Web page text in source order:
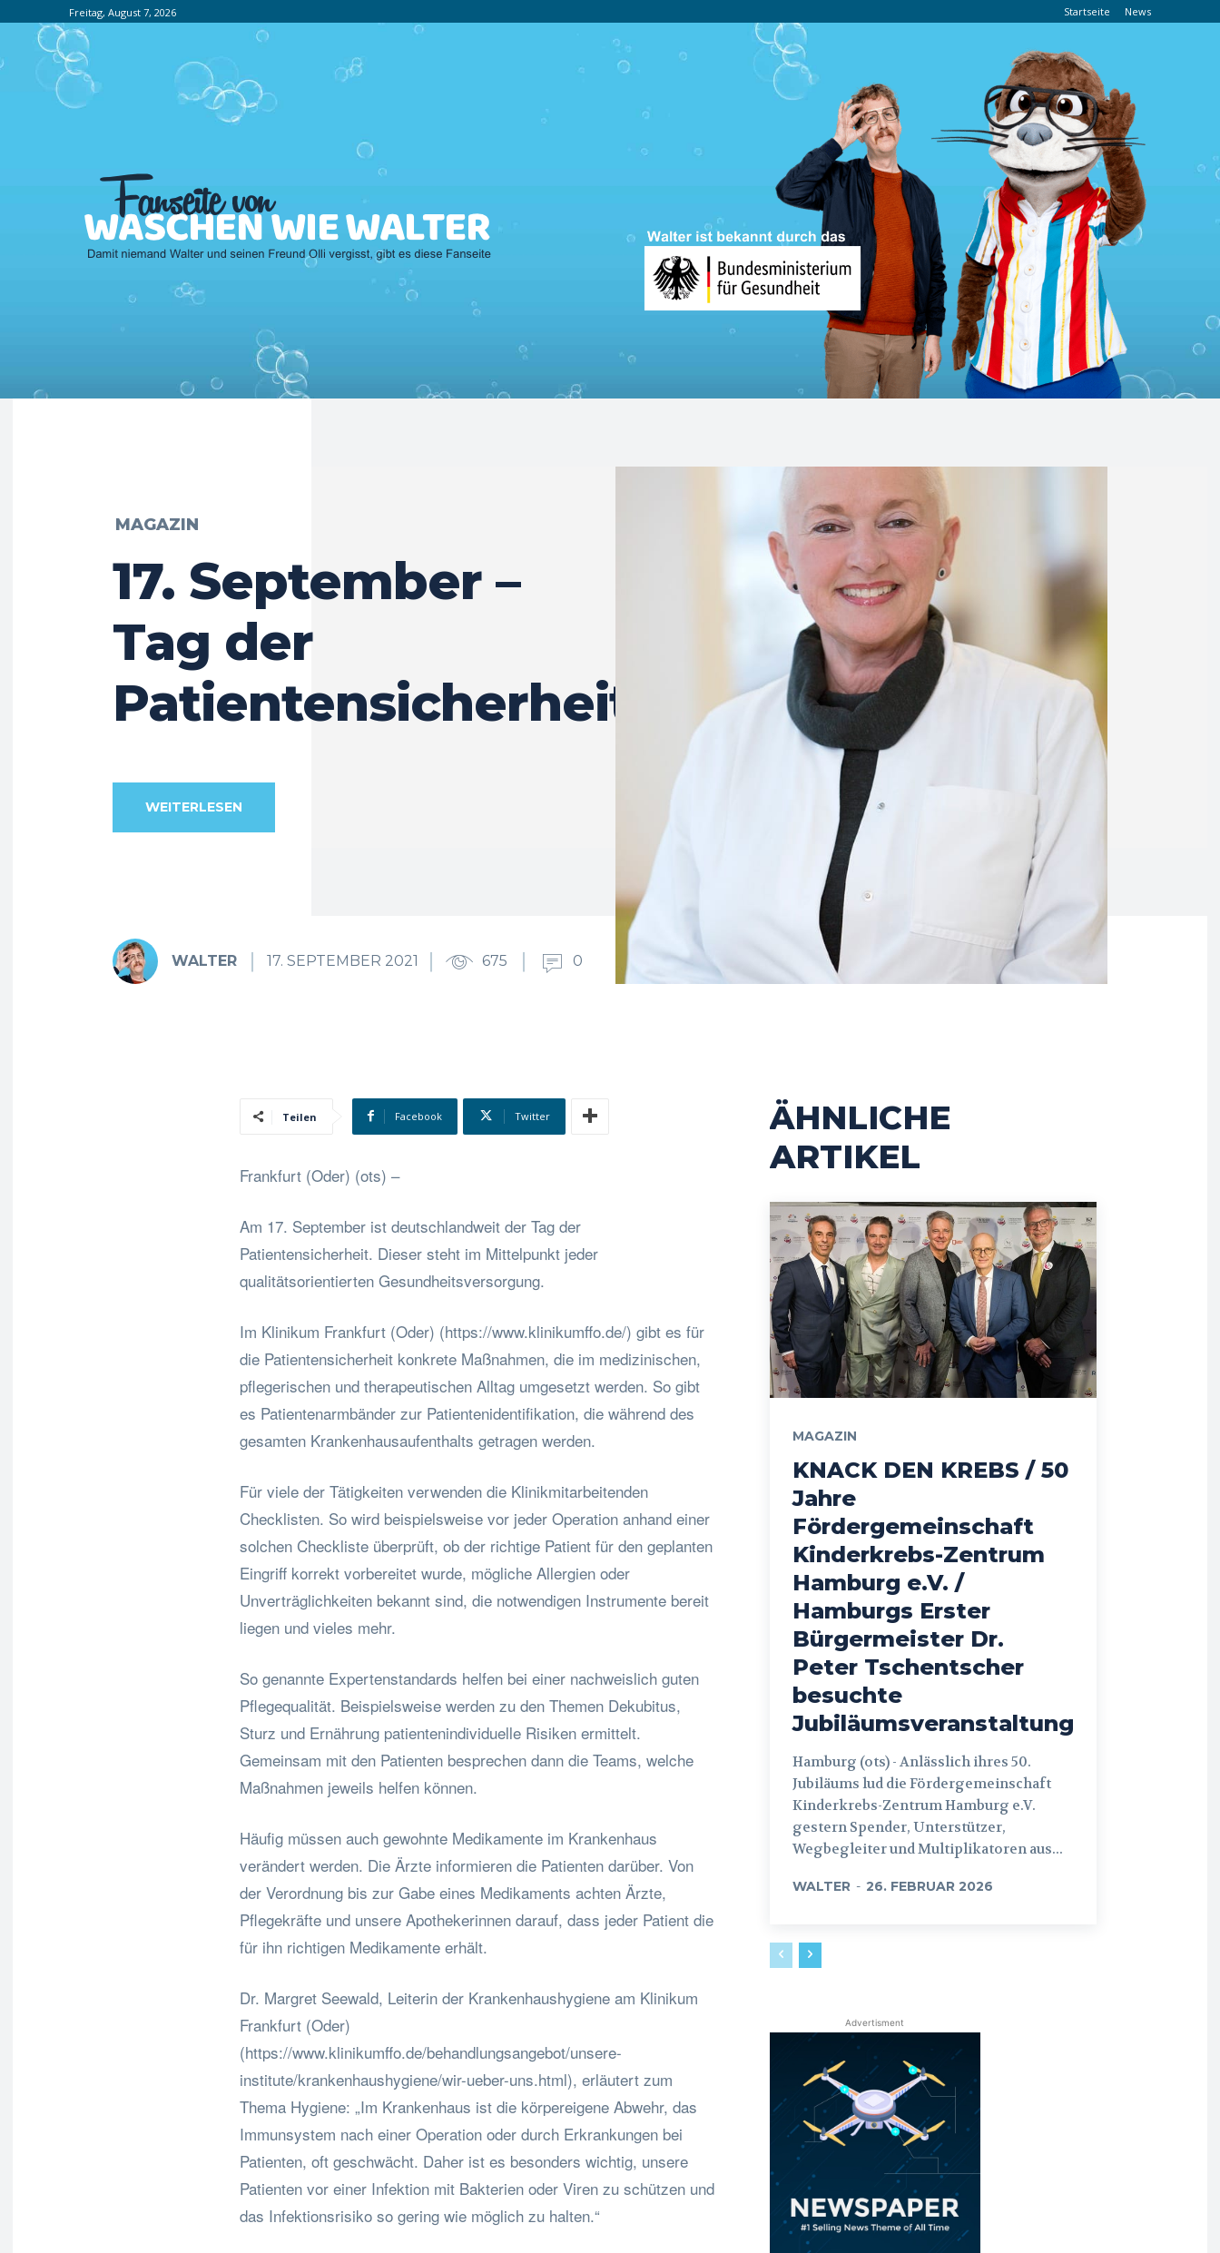
Freitag, August 7, 2026 Startseite News
MAGAZIN
17. September –
Tag der
Patientensicherheit
WEITERLESEN
WALTER 17. SEPTEMBER 2021 675 0
Teilen Facebook Twitter
Frankfurt (Oder) (ots) –
Am 17. September ist deutschlandweit der Tag der
Patientensicherheit. Dieser steht im Mittelpunkt jeder
qualitätsorientierten Gesundheitsversorgung.
Im Klinikum Frankfurt (Oder) (https://www.klinikumffo.de/) gibt es für
die Patientensicherheit konkrete Maßnahmen, die im medizinischen,
pflegerischen und therapeutischen Alltag umgesetzt werden. So gibt
es Patientenarmbänder zur Patientenidentifikation, die während des
gesamten Krankenhausaufenthalts getragen werden.
Für viele der Tätigkeiten verwenden die Klinikmitarbeitenden
Checklisten. So wird beispielsweise vor jeder Operation anhand einer
solchen Checkliste überprüft, ob der richtige Patient für den geplanten
Eingriff korrekt vorbereitet wurde, mögliche Allergien oder
Unverträglichkeiten bekannt sind, die notwendigen Instrumente bereit
liegen und vieles mehr.
So genannte Expertenstandards helfen bei einer nachweislich guten
Pflegequalität. Beispielsweise werden zu den Themen Dekubitus,
Sturz und Ernährung patientenindividuelle Risiken ermittelt.
Gemeinsam mit den Patienten besprechen dann die Teams, welche
Maßnahmen jeweils helfen können.
Häufig müssen auch gewohnte Medikamente im Krankenhaus
verändert werden. Die Ärzte informieren die Patienten darüber. Von
der Verordnung bis zur Gabe eines Medikaments achten Ärzte,
Pflegekräfte und unsere Apothekerinnen darauf, dass jeder Patient die
für ihn richtigen Medikamente erhält.
Dr. Margret Seewald, Leiterin der Krankenhaushygiene am Klinikum
Frankfurt (Oder)
(https://www.klinikumffo.de/behandlungsangebot/unsere-
institute/krankenhaushygiene/wir-ueber-uns.html), erläutert zum
Thema Hygiene: „Im Krankenhaus ist die körpereigene Abwehr, das
Immunsystem nach einer Operation oder durch Erkrankungen bei
Patienten, oft geschwächt. Daher ist es besonders wichtig, unsere
Patienten vor einer Infektion mit Bakterien oder Viren zu schützen und
das Infektionsrisiko so gering wie möglich zu halten.“
ÄHNLICHE
ARTIKEL
MAGAZIN
KNACK DEN KREBS / 50
Jahre
Fördergemeinschaft
Kinderkrebs-Zentrum
Hamburg e.V. /
Hamburgs Erster
Bürgermeister Dr.
Peter Tschentscher
besuchte
Jubiläumsveranstaltung
Hamburg (ots) - Anlässlich ihres 50.
Jubiläums lud die Fördergemeinschaft
Kinderkrebs-Zentrum Hamburg e.V.
gestern Spender, Unterstützer,
Wegbegleiter und Multiplikatoren aus...
WALTER - 26. FEBRUAR 2026
Advertisment